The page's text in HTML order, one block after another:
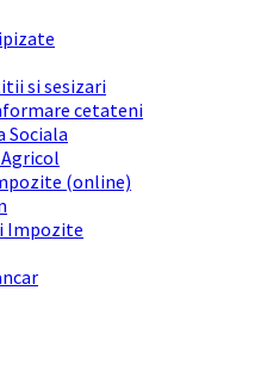
si sesizari
cetateni
Sociala
(online)
Impozite